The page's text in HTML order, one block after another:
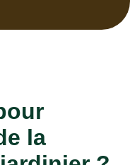
la